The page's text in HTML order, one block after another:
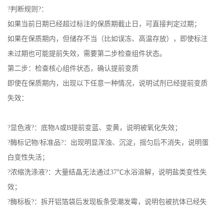
?判断规则?：
如果当前日期已经超过标注的保质期截止日，可直接判定过期；
如果在保质期内，但储存不当（比如误冻、高温存放），即使标注
未过期也可能提前失效，需要第二步检查组件状态。
第二步：检查核心组件状态，确认提前变质
即使在保质期内，出现以下任意一种情况，说明试剂已经提前变质
失效：
?显色液?：底物A或B提前变蓝、变黄，说明被氧化失效；
?酶标记物/标准品?：出现明显浑浊、沉淀，摇匀后不消失，说明蛋
白变性失活；
?浓缩洗涤液?：大量结晶无法通过37℃水浴溶解，说明盐类变性失
效；
?酶标板?：拆开铝箔袋后发现板条受潮发霉，说明包被抗体已经失